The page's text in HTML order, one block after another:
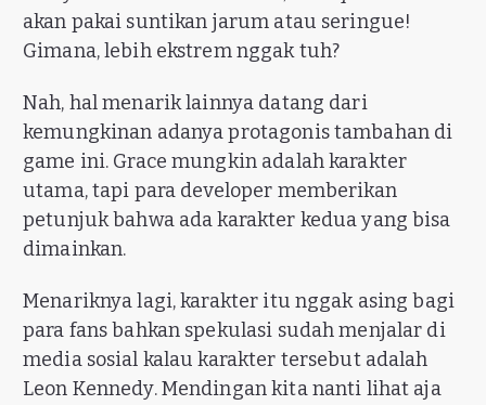
akan pakai suntikan jarum atau seringue!
Gimana, lebih ekstrem nggak tuh?
Nah, hal menarik lainnya datang dari
kemungkinan adanya protagonis tambahan di
game ini. Grace mungkin adalah karakter
utama, tapi para developer memberikan
petunjuk bahwa ada karakter kedua yang bisa
dimainkan.
Menariknya lagi, karakter itu nggak asing bagi
para fans bahkan spekulasi sudah menjalar di
media sosial kalau karakter tersebut adalah
Leon Kennedy. Mendingan kita nanti lihat aja